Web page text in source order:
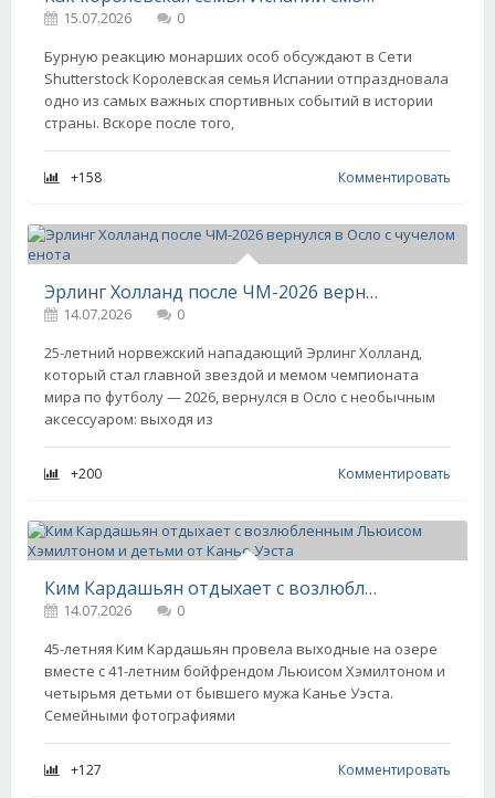
15.07.2026
0
Бурную реакцию монарших особ обсуждают в Сети
Shutterstock Королевская семья Испании отпраздновала
одно из самых важных спортивных событий в истории
страны. Вскоре после того,
+158 Комментировать
Эрлинг Холланд после ЧМ-2026 вернулся в Осло с чучелом енота
14.07.2026
0
25-летний норвежский нападающий Эрлинг Холланд,
который стал главной звездой и мемом чемпионата
мира по футболу — 2026, вернулся в Осло с необычным
аксессуаром: выходя из
+200 Комментировать
Ким Кардашьян отдыхает с возлюбленным Льюисом Хэмилтоном и детьми от Канье Уэста
14.07.2026
0
45-летняя Ким Кардашьян провела выходные на озере
вместе с 41-летним бойфрендом Льюисом Хэмилтоном и
четырьмя детьми от бывшего мужа Канье Уэста.
Семейными фотографиями
+127 Комментировать